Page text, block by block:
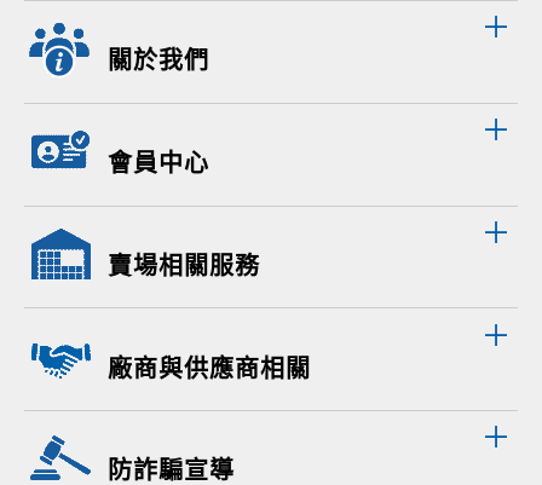
關於我們
會員中心
賣場相關服務
廠商與供應商相關
防詐騙宣導